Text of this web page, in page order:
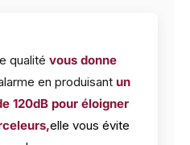
qualité vous donne
en produisant un
120dB pour éloigner
elle vous évite